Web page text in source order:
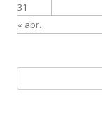
« abr.
31
e